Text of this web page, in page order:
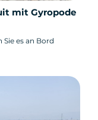
mit Gyropode
Sie es an Bord